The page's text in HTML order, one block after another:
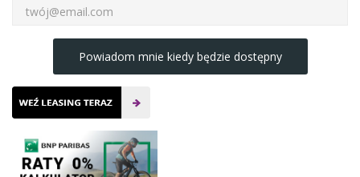
Powiadom mnie kiedy będzie dostępny